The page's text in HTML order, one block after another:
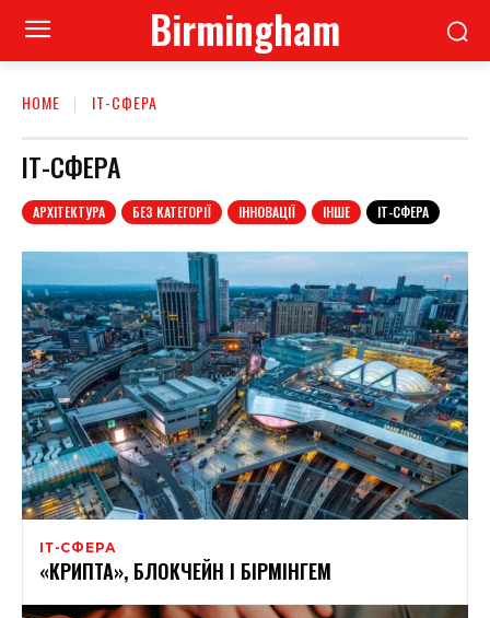
Birmingham
HOME ІТ-СФЕРА
ІТ-СФЕРА
АРХІТЕКТУРА БЕЗ КАТЕГОРІЇ ІННОВАЦІЇ ІНШЕ ІТ-СФЕРА
ІТ-СФЕРА
«КРИПТА», БЛОКЧЕЙН І БІРМІНГЕМ